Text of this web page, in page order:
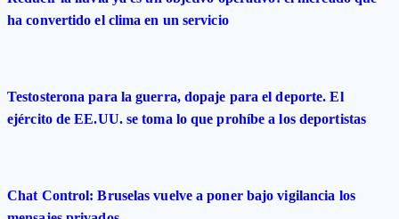
ha convertido el clima en un servicio
Testosterona para la guerra, dopaje para el deporte. El
ejército de EE.UU. se toma lo que prohíbe a los deportistas
Chat Control: Bruselas vuelve a poner bajo vigilancia los